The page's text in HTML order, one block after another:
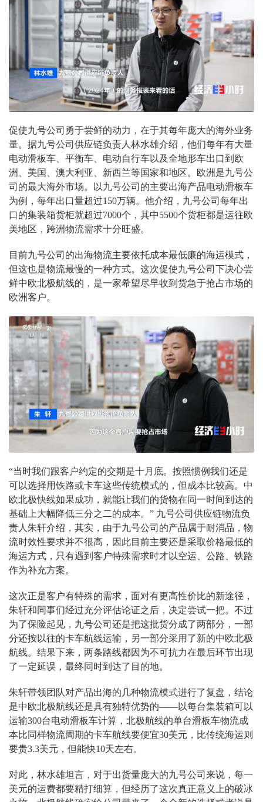
促使九号公司勇于尝鲜的动力，在于其每年庞大的海外业务
量。据九号公司供应链负责人林水雄介绍，他们每年有大量
电动滑板车、平衡车、电动自行车以及全地形车出口到欧
洲、美国、澳大利亚、新西兰等国家和地区。欧洲是九号公
司的最大海外市场。以九号公司的主要出海产品电动滑板车
为例，每年出口量超过150万辆。他介绍，九号公司每年出
口的集装箱货柜就超过7000个，其中5500个货柜都是运往欧
美地区，跨洲物流需求十分旺盛。
目前九号公司的出海物流主要依托成本最低廉的海运模式，
但这也是物流最慢的一种方式。这次促使九号公司下决心尝
鲜中欧北极航线的，是一家希望尽早收到货急于抢占市场的
欧洲客户。
“当时我们跟客户约定的交期是十月底。按照惯例我们还是
可以选择用铁路或卡车这些传统模式的，但成本比较高。中
欧北极快线如果成功，就能让我们的货物在同一时间到达的
基础上大幅降低三分之二的成本。” 九号公司供应链物流负
责人朱轩介绍，其实，由于九号公司的产品属于耐消品，物
流时效性要求并不很高，因此目前主要还是采取价格最低的
海运方式，只有遇到客户特殊需求时才以空运、公路、铁路
作为补充方案。
这次正是客户有特殊的需求，面对有更高性价比的新途径，
朱轩和同事们经过充分评估论证之后，决定尝试一把。不过
为了保险起见，九号公司还是把这批货分成了两部分，一部
分还按以往的卡车航线运输，另一部分采用了新的中欧北极
航线。结果下来，两条路线都因为不可抗力在最后环节出现
了一定延误，最终同时到达了目的地。
朱轩带领团队对产品出海的几种物流模式进行了复盘，结论
是中欧北极航线还是具有独特优势的——以每台集装箱可以
运输300台电动滑板车计算，北极航线的单台滑板车物流成
本比同样物流周期的卡车航线要便宜30美元，比传统海运则
要贵3.3美元，但能快10天左右。
对此，林水雄坦言，对于出货量庞大的九号公司来说，每一
美元的运费都要精打细算，但经历了这次真正意义上的破冰